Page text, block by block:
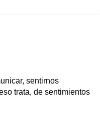
sentirnos
trata, de sentimientos